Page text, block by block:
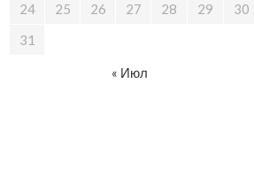
24
25 26 27 28 29
30
31
« Июл